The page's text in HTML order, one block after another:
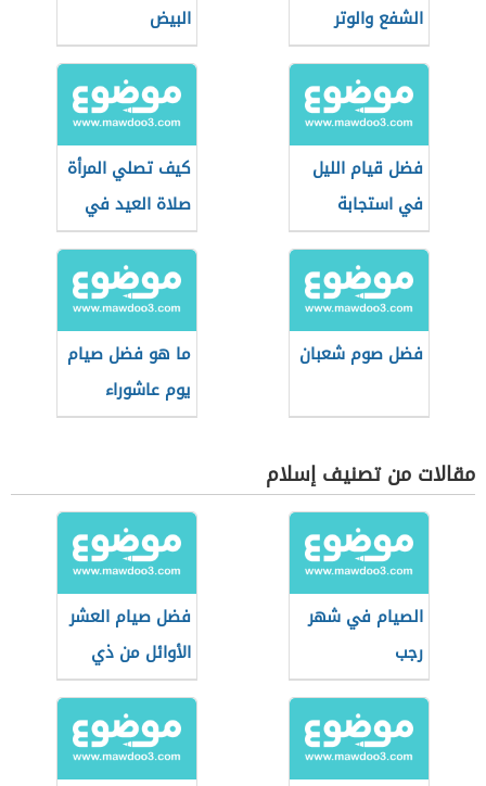
الشفع والوتر
البيض
فضل قيام الليل
في استجابة
الدعاء
كيف تصلي المرأة
صلاة العيد في
البيت
فضل صوم شعبان
ما هو فضل صيام
يوم عاشوراء
مقالات من تصنيف إسلام
الصيام في شهر
رجب
فضل صيام العشر
الأوائل من ذي
الحجة